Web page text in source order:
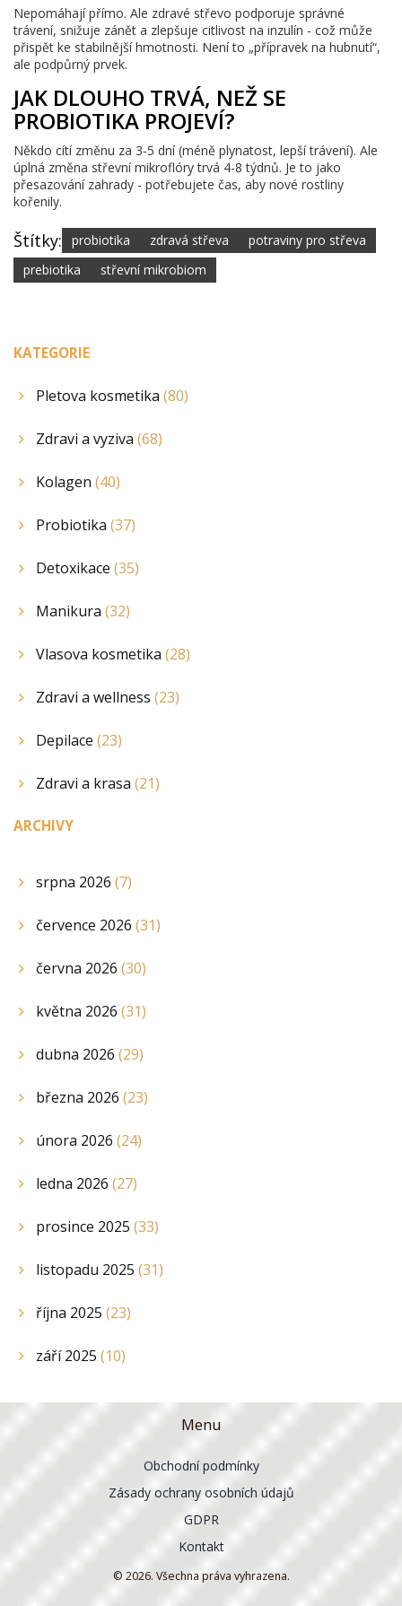
Nepomáhají přímo. Ale zdravé střevo podporuje správné
trávení, snižuje zánět a zlepšuje citlivost na inzulín - což může
přispět ke stabilnější hmotnosti. Není to „přípravek na hubnutí“,
ale podpůrný prvek.
JAK DLOUHO TRVÁ, NEŽ SE
PROBIOTIKA PROJEVÍ?
Někdo cítí změnu za 3-5 dní (méně plynatost, lepší trávení). Ale
úplná změna střevní mikroflóry trvá 4-8 týdnů. Je to jako
přesazování zahrady - potřebujete čas, aby nové rostliny
kořenily.
Štítky: probiotika zdravá střeva
potraviny pro střeva
prebiotika
střevní mikrobiom
KATEGORIE
Pletova kosmetika (80)
Zdravi a vyziva (68)
Kolagen (40)
Probiotika (37)
Detoxikace (35)
Manikura (32)
Vlasova kosmetika (28)
Zdravi a wellness (23)
Depilace (23)
Zdravi a krasa (21)
ARCHIVY
srpna 2026 (7)
července 2026 (31)
června 2026 (30)
května 2026 (31)
dubna 2026 (29)
března 2026 (23)
února 2026 (24)
ledna 2026 (27)
prosince 2025 (33)
listopadu 2025 (31)
října 2025 (23)
září 2025 (10)
Menu
Obchodní podmínky
Zásady ochrany osobních údajů
GDPR
Kontakt
© 2026. Všechna práva vyhrazena.